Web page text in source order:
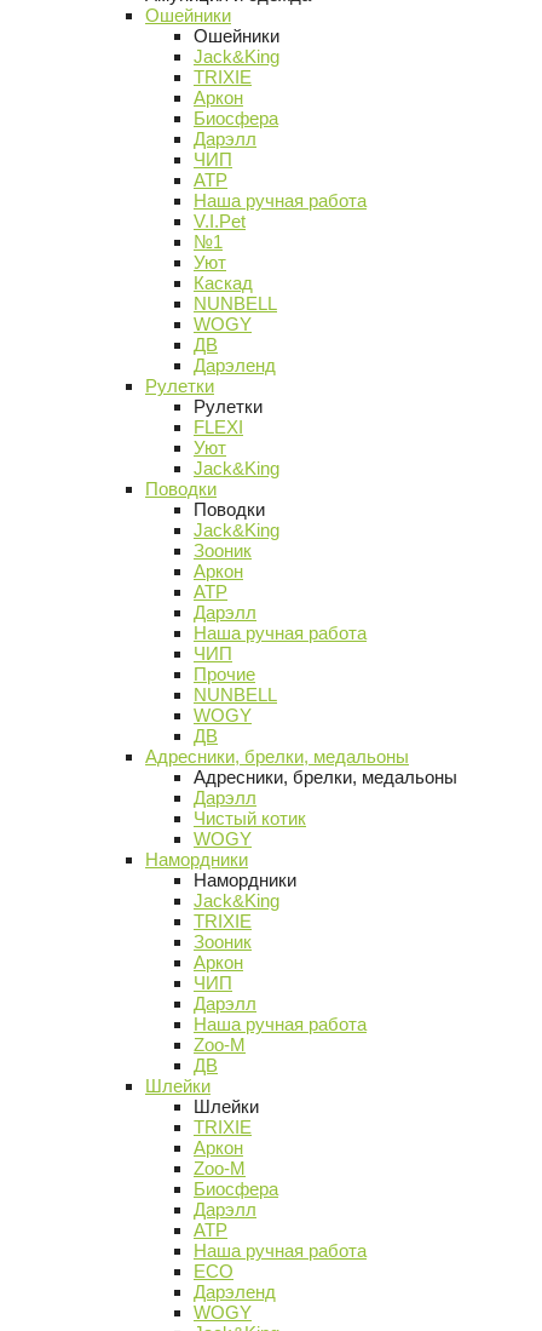
Ошейники
Ошейники
Jack&King
TRIXIE
Аркон
Биосфера
Дарэлл
ЧИП
АТР
Наша ручная работа
V.I.Pet
№1
Уют
Каскад
NUNBELL
WOGY
ДВ
Дарэленд
Рулетки
Рулетки
FLEXI
Уют
Jack&King
Поводки
Поводки
Jack&King
Зооник
Аркон
АТР
Дарэлл
Наша ручная работа
ЧИП
Прочие
NUNBELL
WOGY
ДВ
Адресники, брелки, медальоны
Адресники, брелки, медальоны
Дарэлл
Чистый котик
WOGY
Намордники
Намордники
Jack&King
TRIXIE
Зооник
Аркон
ЧИП
Дарэлл
Наша ручная работа
Zoo-M
ДВ
Шлейки
Шлейки
TRIXIE
Аркон
Zoo-M
Биосфера
Дарэлл
АТР
Наша ручная работа
ECO
Дарэленд
WOGY